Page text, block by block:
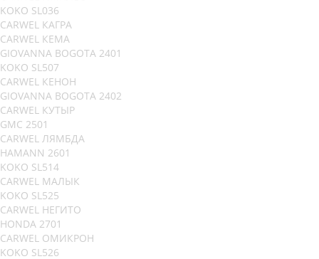
KOKO SL036
CARWEL КАГРА
CARWEL КЕМА
GIOVANNA BOGOTA 2401
KOKO SL507
CARWEL КЕНОН
GIOVANNA BOGOTA 2402
CARWEL КУТЫР
GMC 2501
CARWEL ЛЯМБДА
HAMANN 2601
KOKO SL514
CARWEL МАЛЫК
KOKO SL525
CARWEL НЕГИТО
HONDA 2701
CARWEL ОМИКРОН
KOKO SL526